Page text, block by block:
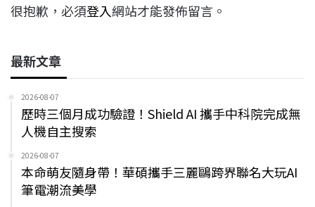
很抱歉，必須登入網站才能發佈留言。
最新文章
2026-08-07
歷時三個月成功驗證！Shield AI 攜手中科院完成無
人機自主搜索
2026-08-07
本命萌友隨身帶！華碩攜手三麗鷗跨界聯名大玩AI
筆電潮流美學